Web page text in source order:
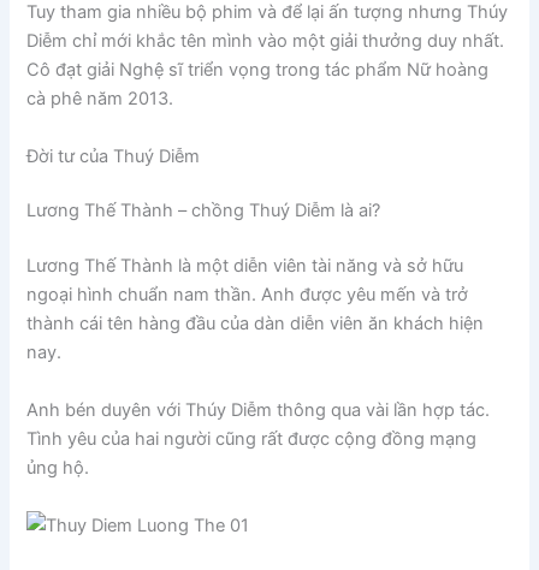
Tuy tham gia nhiều bộ phim và để lại ấn tượng nhưng Thúy
Diễm chỉ mới khắc tên mình vào một giải thưởng duy nhất.
Cô đạt giải Nghệ sĩ triển vọng trong tác phẩm Nữ hoàng
cà phê năm 2013.
Đời tư của Thuý Diễm
Lương Thế Thành – chồng Thuý Diễm là ai?
Lương Thế Thành là một diễn viên tài năng và sở hữu
ngoại hình chuẩn nam thần. Anh được yêu mến và trở
thành cái tên hàng đầu của dàn diễn viên ăn khách hiện
nay.
Anh bén duyên với Thúy Diễm thông qua vài lần hợp tác.
Tình yêu của hai người cũng rất được cộng đồng mạng
ủng hộ.